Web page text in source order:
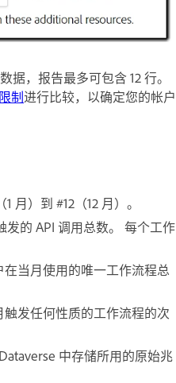
据，报告最多可包含 12 行。
制进行比较，以确定您的帐户
月）到 #12（12 月）。
发的 API 调用总数。 每个工作
当月使用的唯一工作流程总
发任何性质的工作流程的次
中存储所用的原始兆